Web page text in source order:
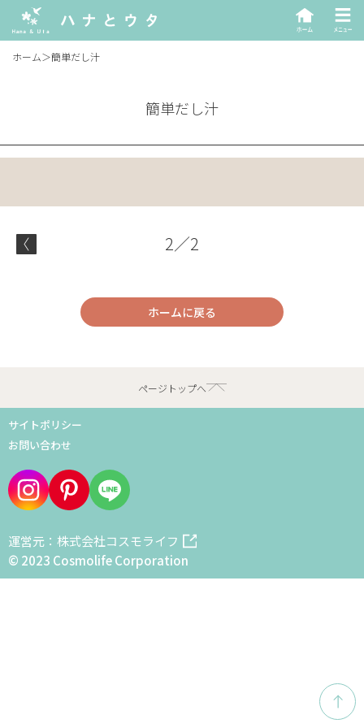
ホーム＞簡単だし汁
簡単だし汁
2／2
ホームに戻る
ページトップへ
サイトポリシー
お問い合わせ
運営元：株式会社コスモライフ
© 2023 Cosmolife Corporation